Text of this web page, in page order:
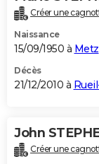
Créer une
Naissance
15/09/1950 à Metz
Décès
21/12/2010 à
John
Créer une